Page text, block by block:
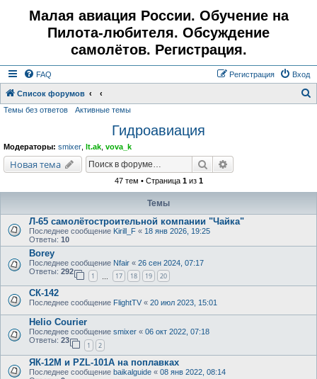
Малая авиация России. Обучение на
Пилота-любителя. Обсуждение
самолётов. Регистрация.
FAQ Вход
Регистрация
Список форумов
Темы без ответов Активные темы
Гидроавиация
Модераторы: smixer lt.ak vova_k
Новая тема Поиск
47 тем • Страница 1из 1
Темы
Л-65 самолётостроительной компании "Чайка"
Последнее сообщение Kirill_F « 18 янв 2026, 19:25
Ответы: 10
Borey
Последнее сообщение Nfair « 26 сен 2024, 07:17
Ответы: 292
1 17 18 19 20
СК-142
Последнее сообщение FlightTV « 20 июл 2023, 15:01
Helio Courier
Последнее сообщение smixer « 06 окт 2022, 07:18
Ответы: 23
1 2
ЯК-12М и PZL-101A на поплавках
Последнее сообщение baikalguide « 08 янв 2022, 08:14